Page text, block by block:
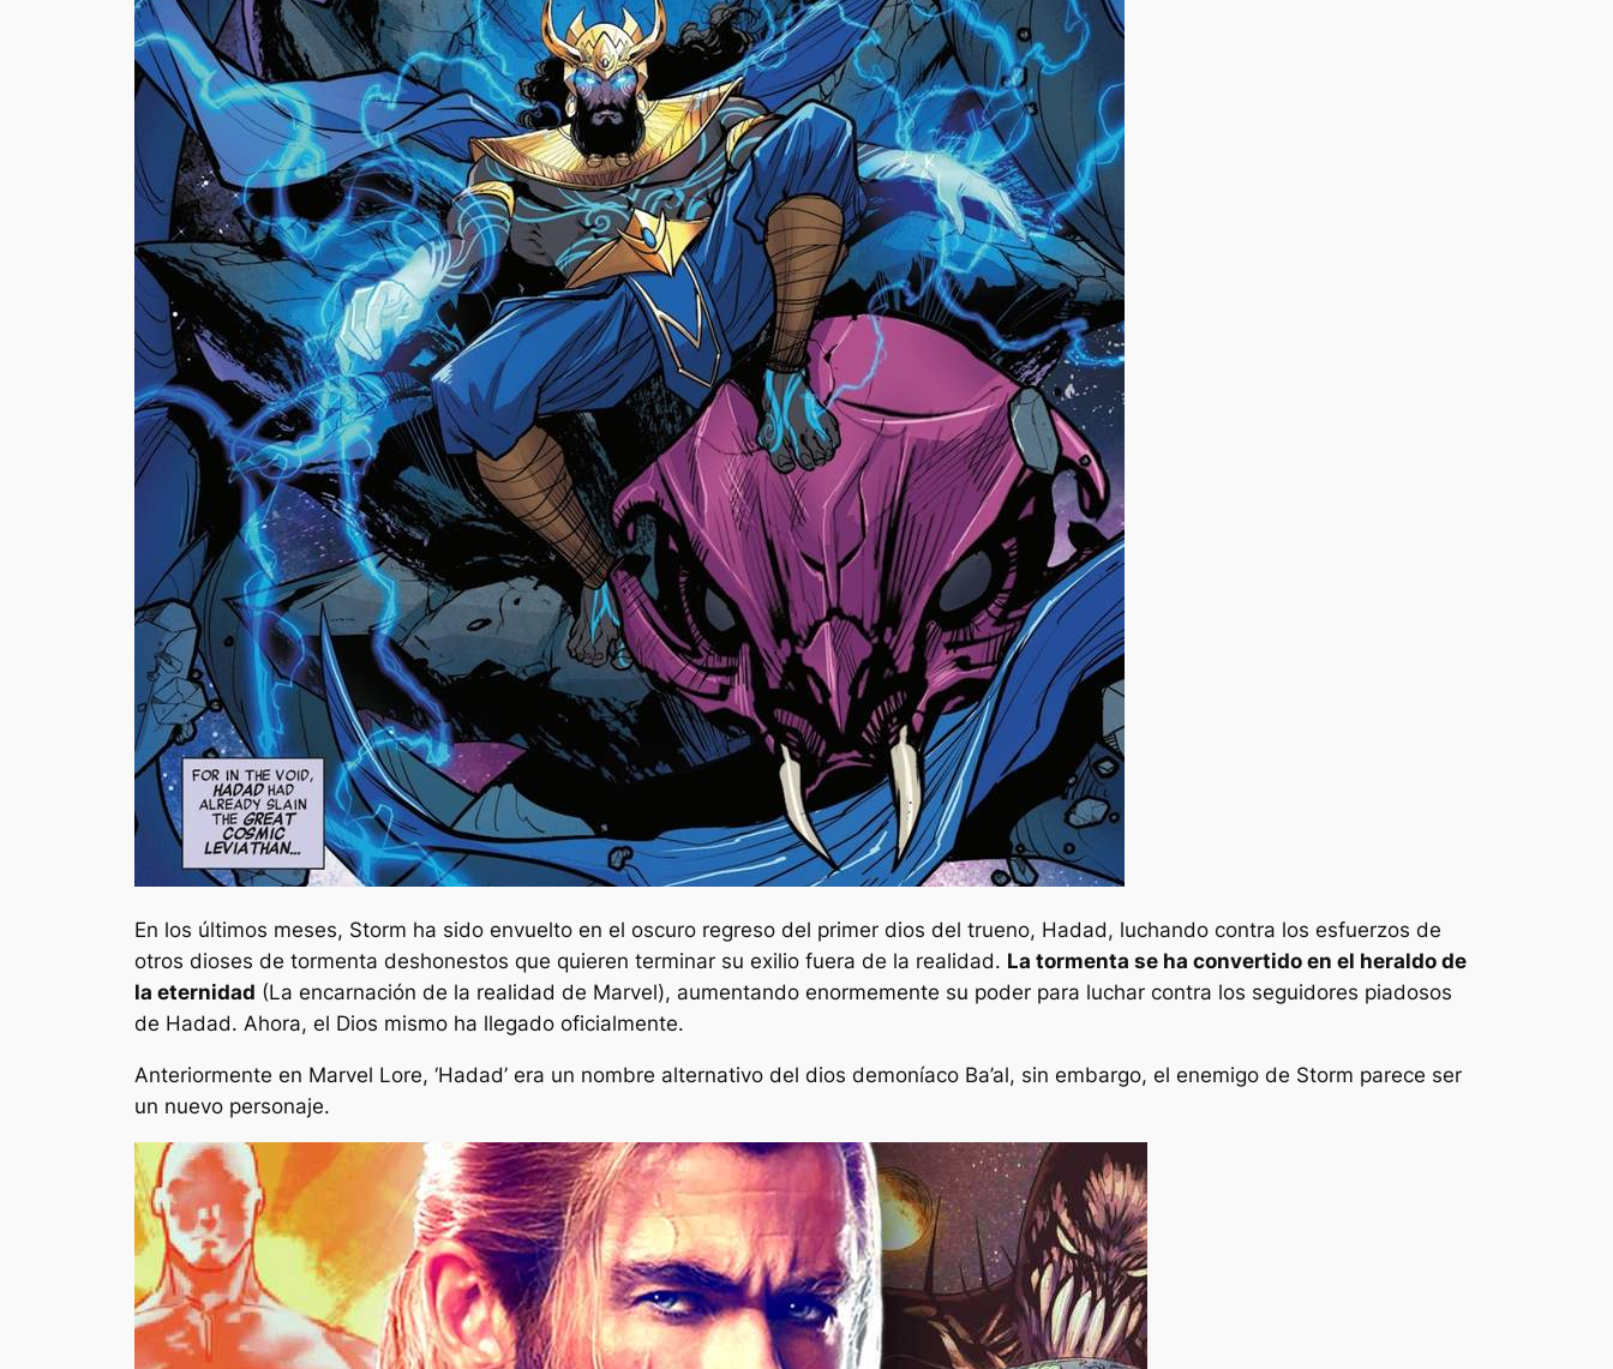
En los últimos meses, Storm ha sido envuelto en el oscuro regreso del primer dios del trueno, Hadad, luchando contra los esfuerzos de
otros dioses de tormenta deshonestos que quieren terminar su exilio fuera de la realidad. La tormenta se ha convertido en el heraldo de
la eternidad (La encarnación de la realidad de Marvel), aumentando enormemente su poder para luchar contra los seguidores piadosos
de Hadad. Ahora, el Dios mismo ha llegado oficialmente.
Anteriormente en Marvel Lore, ‘Hadad’ era un nombre alternativo del dios demoníaco Ba’al, sin embargo, el enemigo de Storm parece ser
un nuevo personaje.